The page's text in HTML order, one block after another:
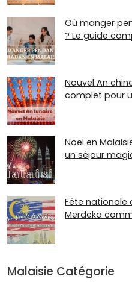
Où manger
? Le guide
Nouvel An
complet pour
Noël en
un séjour
Fête nationale
Merdeka
Malaisie Catégorie